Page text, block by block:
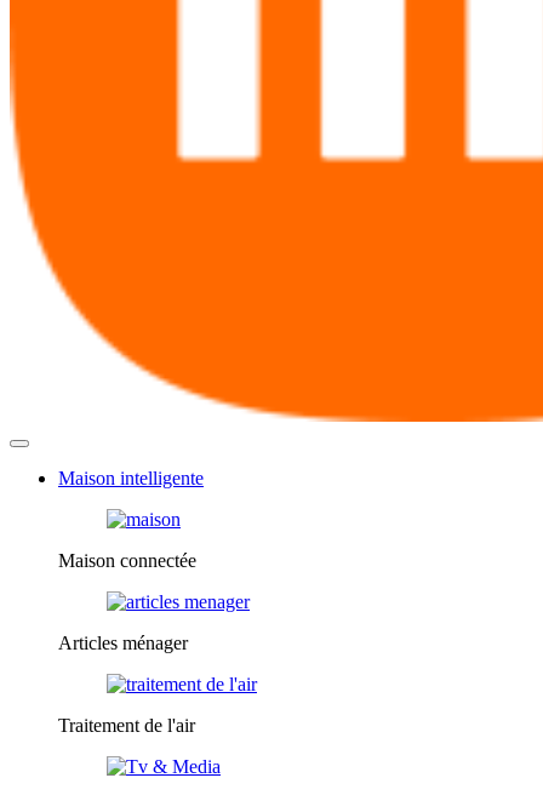
Maison intelligente
Maison connectée
Articles ménager
Traitement de l'air